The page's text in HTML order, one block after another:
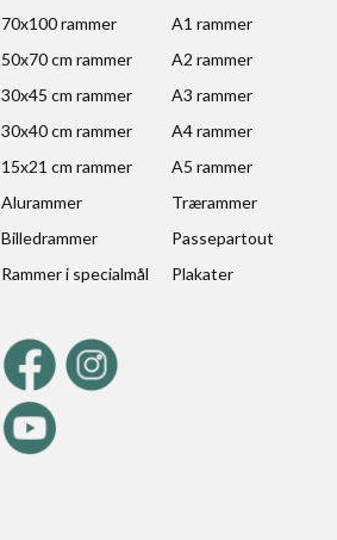
70x100 rammer
A1 rammer
50x70 cm rammer
A2 rammer
30x45 cm rammer
A3 rammer
30x40 cm rammer
A4 rammer
15x21 cm rammer
A5 rammer
Alurammer
Trærammer
Billedrammer
Passepartout
Rammer i specialmål
Plakater